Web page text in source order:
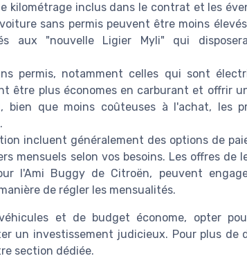
kilométrage inclus dans le contrat et les
sans permis peuvent être moins
aux "nouvelle Ligier Myli" qui
permis, notamment celles qui sont
être plus économes en carburant et offrir
bien que moins coûteuses à l'achat, les
incluent généralement des options de
mensuels selon vos besoins. Les offres de
l'Ami Buggy de Citroën, peuvent
de régler les mensualités.
et de budget économe, opter
un investissement judicieux. Pour plus de
section dédiée.